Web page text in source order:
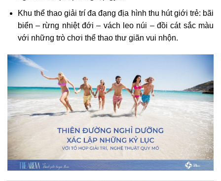
Khu thể thao giải trí đa đạng địa hình thu hút giới trẻ: bãi
biển – rừng nhiệt đới – vách leo núi – đồi cát sắc màu
với những trò chơi thể thao thư giãn vui nhộn.